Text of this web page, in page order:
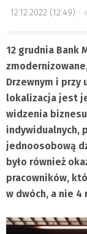
12.12.2022 (12:49)
12 grudnia Bank
Drzewnym i przy
lokalizacja jest
widzenia
indywidualnych,
jednoosobową
było również
pracowników,
w dwóch, a nie 4